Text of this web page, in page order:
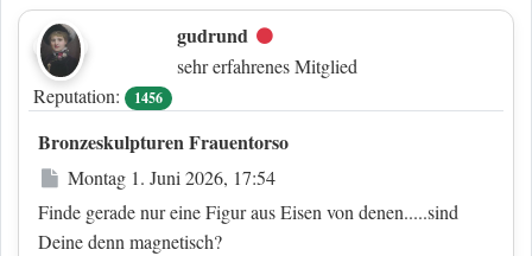
gudrund Offline
sehr erfahrenes Mitglied
Reputation:
1456
Bronzeskulpturen Frauentorso
Beitrag
Montag 1. Juni 2026, 17:54
Finde gerade nur eine Figur aus Eisen von denen.....sind
Deine denn magnetisch?